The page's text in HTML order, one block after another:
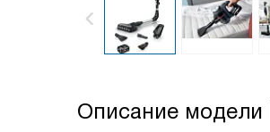
Описание модели